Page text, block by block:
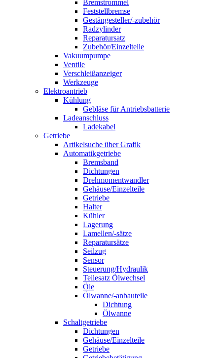
Bremstrommel
Feststellbremse
Gestängesteller/-zubehör
Radzylinder
Reparatursatz
Zubehör/Einzelteile
Vakuumpumpe
Ventile
Verschleißanzeiger
Werkzeuge
Elektroantrieb
Kühlung
Gebläse für Antriebsbatterie
Ladeanschluss
Ladekabel
Getriebe
Artikelsuche über Grafik
Automatikgetriebe
Bremsband
Dichtungen
Drehmomentwandler
Gehäuse/Einzelteile
Getriebe
Halter
Kühler
Lagerung
Lamellen/-sätze
Reparatursätze
Seilzug
Sensor
Steuerung/Hydraulik
Teilesatz Ölwechsel
Öle
Ölwanne/-anbauteile
Dichtung
Ölwanne
Schaltgetriebe
Dichtungen
Gehäuse/Einzelteile
Getriebe